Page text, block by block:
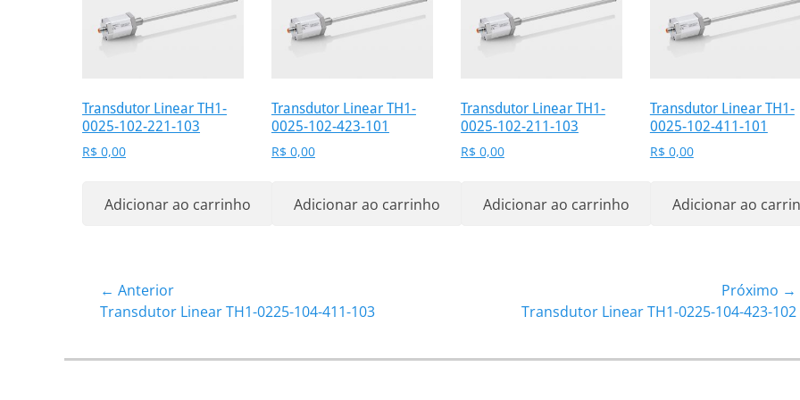
Transdutor Linear TH1-
0025-102-221-103
R$ 0,00
Adicionar ao carrinho
Transdutor Linear TH1-
0025-102-423-101
R$ 0,00
Adicionar ao carrinho
Transdutor Linear TH1-
0025-102-211-103
R$ 0,00
Adicionar ao carrinho
Transdutor Linear TH1-
0025-102-411-101
R$ 0,00
Adicionar ao
Navegação
de
Post
← Anterior
Post
Transdutor Linear TH1-0225-104-411-103
Próximo →
Transdutor Linear TH1-0225-104-423-102